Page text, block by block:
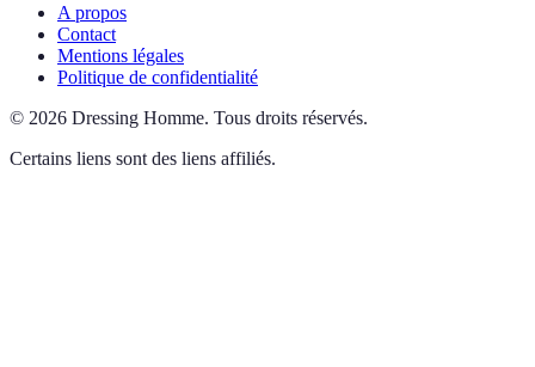
A propos
Contact
Mentions légales
Politique de confidentialité
© 2026 Dressing Homme. Tous droits réservés.
Certains liens sont des liens affiliés.